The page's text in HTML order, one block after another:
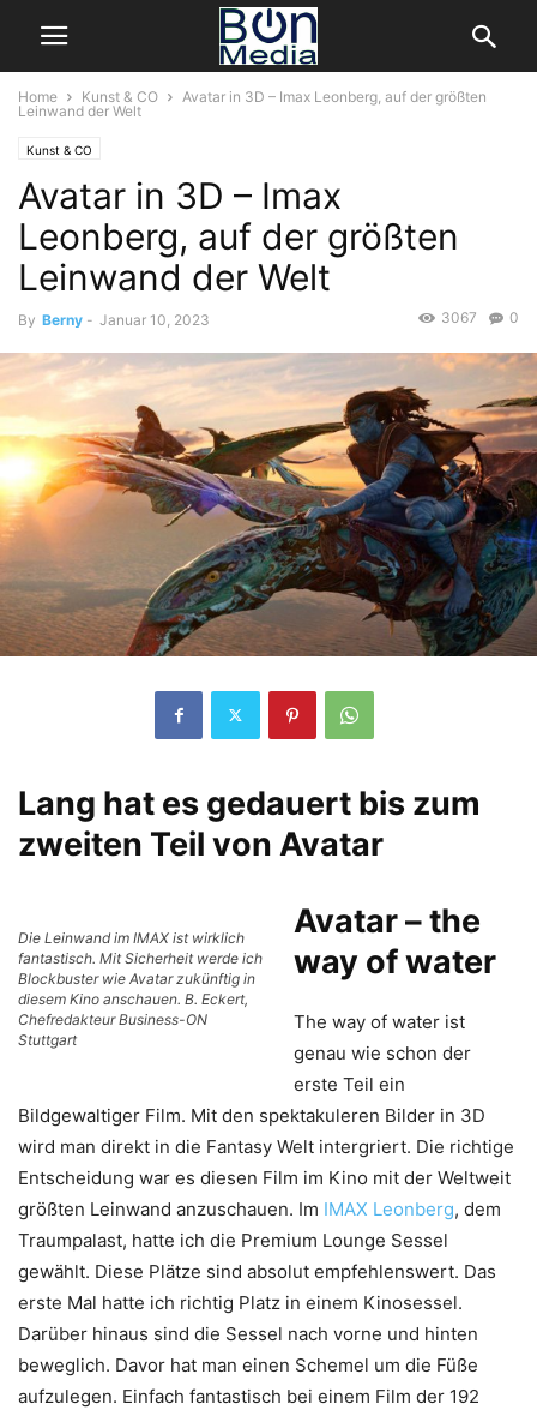
Home Kunst & CO
Avatar in 3D – Imax Leonberg, auf der größten
Leinwand der Welt
Kunst & CO
Avatar in 3D – Imax
Leonberg, auf der größten
Leinwand der Welt
By Berny - Januar 10, 2023 0
3067
Lang hat es gedauert bis zum
zweiten Teil von Avatar
Die Leinwand im IMAX ist wirklich
fantastisch. Mit Sicherheit werde ich
Blockbuster wie Avatar zukünftig in
diesem Kino anschauen. B. Eckert,
Chefredakteur Business-ON
Stuttgart
Avatar – the
way of water
The way of water ist
genau wie schon der
erste Teil ein
Bildgewaltiger Film. Mit den spektakuleren Bilder in 3D
wird man direkt in die Fantasy Welt intergriert. Die richtige
Entscheidung war es diesen Film im Kino mit der Weltweit
größten Leinwand anzuschauen. Im IMAX Leonberg, dem
Traumpalast, hatte ich die Premium Lounge Sessel
gewählt. Diese Plätze sind absolut empfehlenswert. Das
erste Mal hatte ich richtig Platz in einem Kinosessel.
Darüber hinaus sind die Sessel nach vorne und hinten
beweglich. Davor hat man einen Schemel um die Füße
aufzulegen. Einfach fantastisch bei einem Film der 192